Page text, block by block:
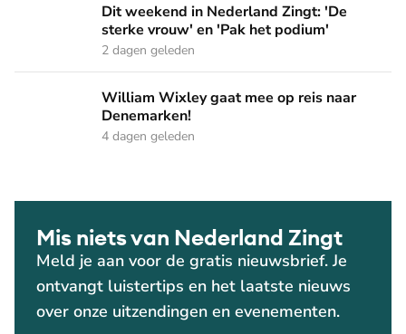
Dit weekend in Nederland Zingt: 'De sterke vrouw' en 'Pak
Dit weekend in Nederland Zingt: 'De
sterke vrouw' en 'Pak het podium'
2 dagen geleden
William Wixley gaat mee op reis naar Denemarken!
William Wixley gaat mee op reis naar
Denemarken!
4 dagen geleden
Mis niets van Nederland Zingt
Meld je aan voor de gratis nieuwsbrief. Je
ontvangt luistertips en het laatste nieuws
over onze uitzendingen en evenementen.